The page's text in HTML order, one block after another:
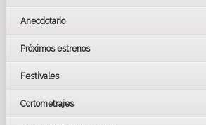
Anecdotario
Próximos estrenos
Festivales
LOS OSCARS
Cortometrajes